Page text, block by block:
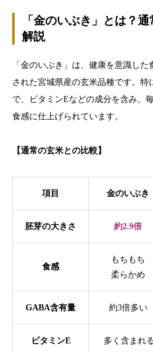
「金のいぶき」とは？
解説
「金のいぶき」は、健康を意識し
された宮城県産の玄米品種です。特
で、ビタミンEなどの成分を含み、
食感に仕上げられています。
【通常の玄米との比較】
項目 金のいぶき
胚芽の大きさ 約2.9倍
食感
もちもち
柔らかめ
GABA含有量 約3倍多い
ビタミンE 多く含まれ